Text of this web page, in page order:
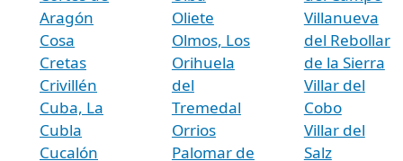
Aragón
Cosa
Cretas
Crivillén
Cuba, La
Cubla
Cucalón
Oliete
Olmos, Los
Orihuela
del
Tremedal
Orrios
Palomar de
Villanueva
del Rebollar
de la Sierra
Villar del
Cobo
Villar del
Salz